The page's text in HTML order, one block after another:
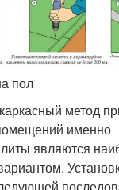
пол
метод
именно
являются